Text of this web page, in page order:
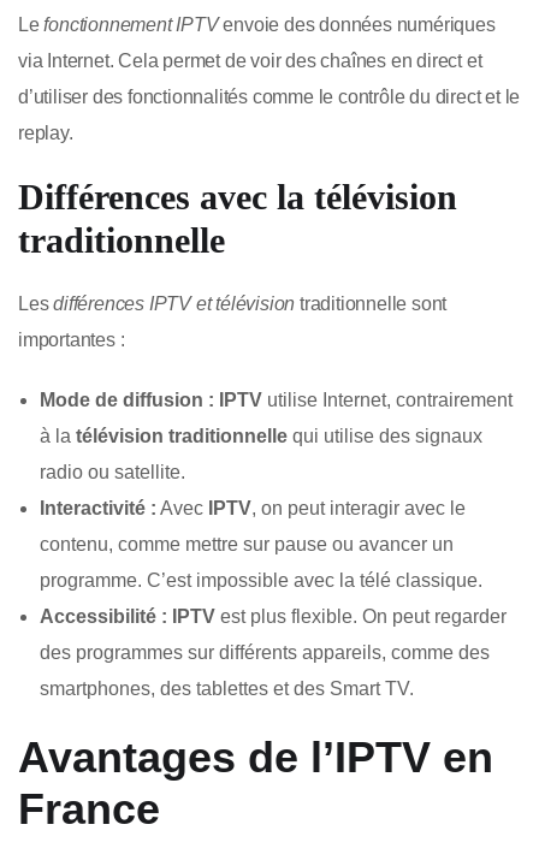
Lefonctionnement IPTVenvoie des données numériques
via Internet. Cela permet de voir des chaînes en direct et
d’utiliser des fonctionnalités comme le contrôle du direct et le
replay.
Différences avec la télévision
traditionnelle
Lesdifférences IPTV et télévision traditionnelle sont
importantes :
Mode de diffusion : IPTV utilise Internet, contrairement
à la télévision traditionnelle qui utilise des signaux
radio ou satellite.
Interactivité : Avec IPTV, on peut interagir avec le
contenu, comme mettre sur pause ou avancer un
programme. C’est impossible avec la télé classique.
Accessibilité :
IPTV est plus flexible. On peut regarder
des programmes sur différents appareils, comme des
smartphones, des tablettes et des Smart TV.
Avantages de l’IPTV en
France